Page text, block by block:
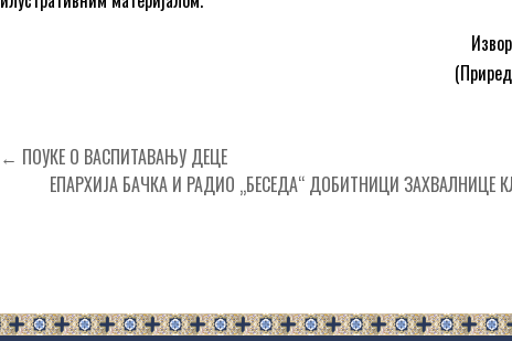
Кретање
чланка
← ПОУКЕ О ВАСПИТАВАЊУ ДЕЦЕ
ЕПАРХИЈА БАЧКА И РАДИО „БЕСЕДА“ ДОБИТНИЦИ ЗАХВАЛНИЦЕ